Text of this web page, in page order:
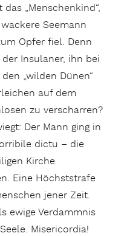
das „Menschenkind“,
Seemann
Opfer fiel. Denn
Insulaner, ihn bei
„wilden Dünen“
auf dem
zu verscharren?
Der Mann ging in
dictu – die
Kirche
Eine Höchststrafe
jener Zeit.
ewige Verdammnis
Misericordia!